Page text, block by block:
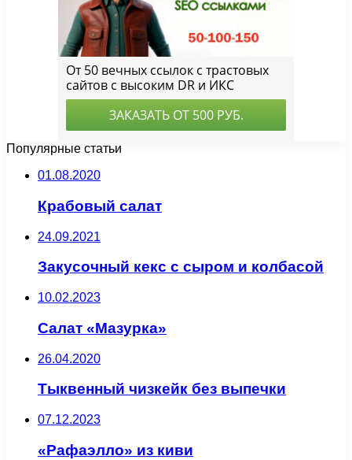
Популярные статьи
01.08.2020
Крабовый салат
24.09.2021
Закусочный кекс с сыром и колбасой
10.02.2023
Салат «Мазурка»
26.04.2020
Тыквенный чизкейк без выпечки
07.12.2023
«Рафаэлло» из киви